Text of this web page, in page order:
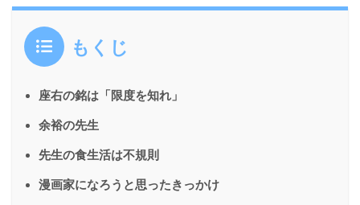
もくじ
座右の銘は「限度を知れ」
余裕の先生
先生の食生活は不規則
漫画家になろうと思ったきっかけ